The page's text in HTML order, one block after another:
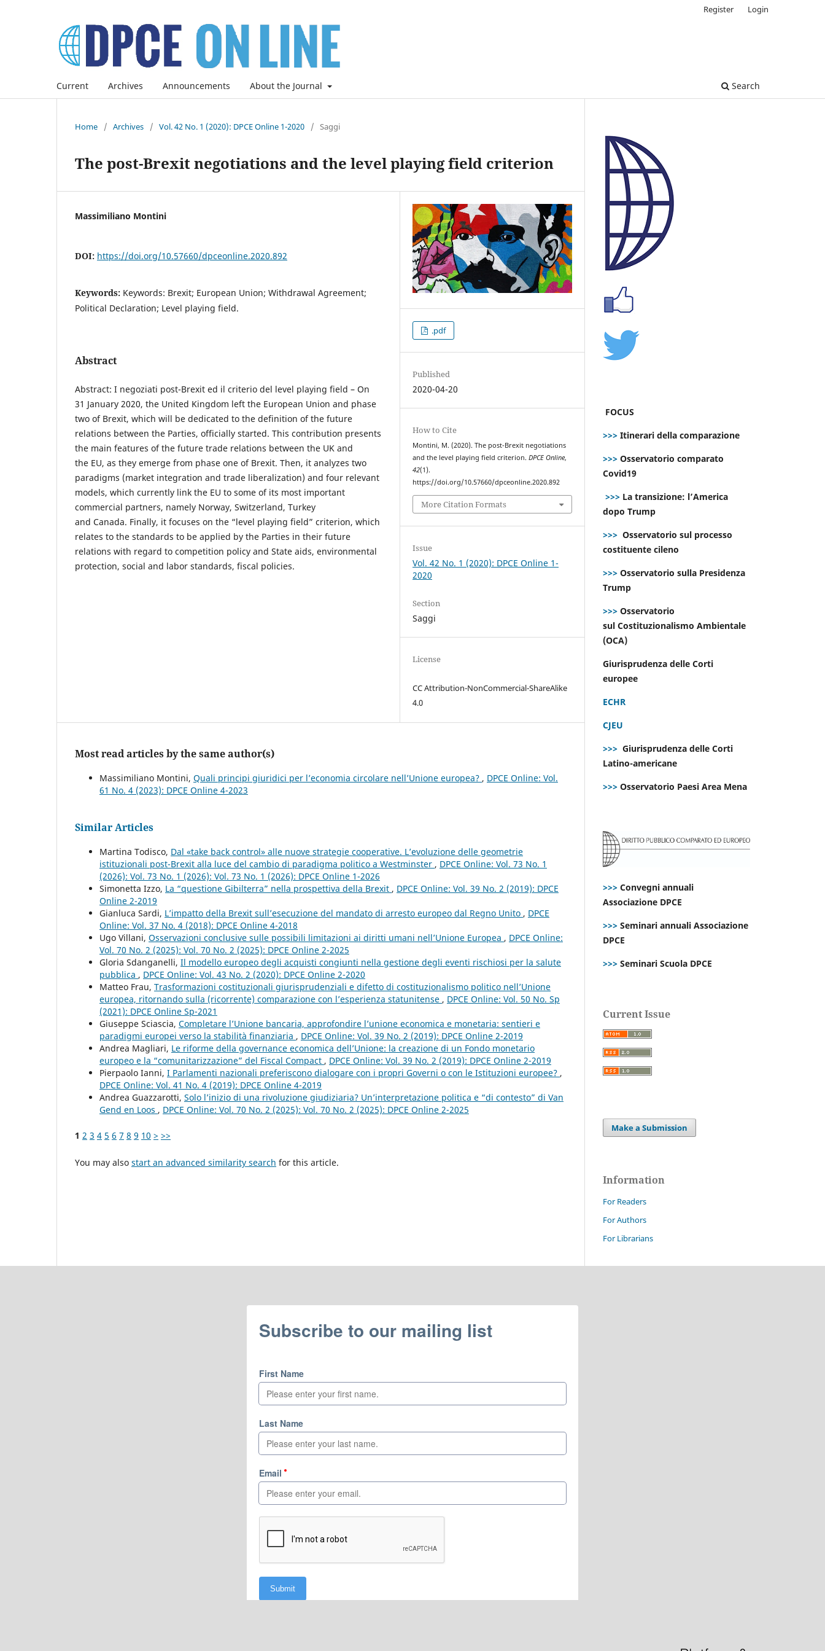
Current Archives Announcements About the Journal Search
Register Login
Home / Archives / Vol. 42 No. 1 (2020): DPCE Online 1-2020 / Saggi
The post-Brexit negotiations and the level playing field criterion
Massimiliano Montini
DOI: https://doi.org/10.57660/dpceonline.2020.892
Keywords: Keywords: Brexit; European Union; Withdrawal Agreement;
Political Declaration; Level playing field.
Abstract
Abstract: I negoziati post-Brexit ed il criterio del level playing field – On
31 January 2020, the United Kingdom left the European Union and phase
two of Brexit, which will be dedicated to the definition of the future
relations between the Parties, officially started. This contribution presents
the main features of the future trade relations between the UK and
the EU, as they emerge from phase one of Brexit. Then, it analyzes two
paradigms (market integration and trade liberalization) and four relevant
models, which currently link the EU to some of its most important
commercial partners, namely Norway, Switzerland, Turkey
and Canada. Finally, it focuses on the “level playing field” criterion, which
relates to the standards to be applied by the Parties in their future
relations with regard to competition policy and State aids, environmental
protection, social and labor standards, fiscal policies.
.pdf
Published
2020-04-20
How to Cite
Montini, M. (2020). The post-Brexit negotiations
and the level playing field criterion.DPCE Online,
42(1).
https://doi.org/10.57660/dpceonline.2020.892
More Citation Formats
Issue
Vol. 42 No. 1 (2020): DPCE Online 1-
2020
Section
Saggi
License
CC Attribution-NonCommercial-ShareAlike
4.0
Most read articles by the same author(s)
Massimiliano Montini, Quali principi giuridici per l’economia circolare nell’Unione europea? , DPCE Online: Vol.
61 No. 4 (2023): DPCE Online 4-2023
Similar Articles
Martina Todisco, Dal «take back control» alle nuove strategie cooperative. L’evoluzione delle geometrie
istituzionali post-Brexit alla luce del cambio di paradigma politico a Westminster , DPCE Online: Vol. 73 No. 1
(2026): Vol. 73 No. 1 (2026): Vol. 73 No. 1 (2026): DPCE Online 1-2026
Simonetta Izzo, La “questione Gibilterra” nella prospettiva della Brexit , DPCE Online: Vol. 39 No. 2 (2019): DPCE
Online 2-2019
Gianluca Sardi, L’impatto della Brexit sull’esecuzione del mandato di arresto europeo dal Regno Unito , DPCE
Online: Vol. 37 No. 4 (2018): DPCE Online 4-2018
Ugo Villani, Osservazioni conclusive sulle possibili limitazioni ai diritti umani nell’Unione Europea , DPCE Online:
Vol. 70 No. 2 (2025): Vol. 70 No. 2 (2025): DPCE Online 2-2025
Gloria Sdanganelli, Il modello europeo degli acquisti congiunti nella gestione degli eventi rischiosi per la salute
pubblica , DPCE Online: Vol. 43 No. 2 (2020): DPCE Online 2-2020
Matteo Frau, Trasformazioni costituzionali giurisprudenziali e difetto di costituzionalismo politico nell’Unione
europea, ritornando sulla (ricorrente) comparazione con l’esperienza statunitense , DPCE Online: Vol. 50 No. Sp
(2021): DPCE Online Sp-2021
Giuseppe Sciascia, Completare l’Unione bancaria, approfondire l’unione economica e monetaria: sentieri e
paradigmi europei verso la stabilità finanziaria , DPCE Online: Vol. 39 No. 2 (2019): DPCE Online 2-2019
Andrea Magliari, Le riforme della governance economica dell’Unione: la creazione di un Fondo monetario
europeo e la “comunitarizzazione” del Fiscal Compact , DPCE Online: Vol. 39 No. 2 (2019): DPCE Online 2-2019
Pierpaolo Ianni, I Parlamenti nazionali preferiscono dialogare con i propri Governi o con le Istituzioni europee? ,
DPCE Online: Vol. 41 No. 4 (2019): DPCE Online 4-2019
Andrea Guazzarotti, Solo l’inizio di una rivoluzione giudiziaria? Un’interpretazione politica e “di contesto” di Van
Gend en Loos , DPCE Online: Vol. 70 No. 2 (2025): Vol. 70 No. 2 (2025): DPCE Online 2-2025
1 2 3 4 5 6 7 8 9 10 > >>
You may also start an advanced similarity search for this article.
FOCUS
>>> Itinerari della comparazione
>>> Osservatorio comparato
Covid19
>>> La transizione: l’America
dopo Trump
>>> Osservatorio sul processo
costituente cileno
>>> Osservatorio sulla Presidenza
Trump
>>> Osservatorio
sul Costituzionalismo Ambientale
(OCA)
Giurisprudenza delle Corti
europee
ECHR
CJEU
>>> Giurisprudenza delle Corti
Latino-americane
>>> Osservatorio Paesi Area Mena
>>> Convegni annuali
Associazione DPCE
>>> Seminari annuali Associazione
DPCE
>>> Seminari Scuola DPCE
Current Issue
Make a Submission
Information
For Readers
For Authors
For Librarians